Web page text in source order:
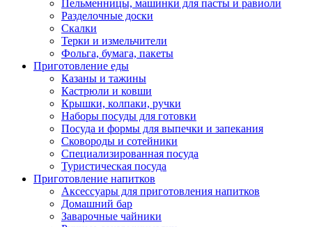
Пельменницы, машинки для пасты и равиоли
Разделочные доски
Скалки
Терки и измельчители
Фольга, бумага, пакеты
Приготовление еды
Казаны и тажины
Кастрюли и ковши
Крышки, колпаки, ручки
Наборы посуды для готовки
Посуда и формы для выпечки и запекания
Сковороды и сотейники
Специализированная посуда
Туристическая посуда
Приготовление напитков
Аксессуары для приготовления напитков
Домашний бар
Заварочные чайники